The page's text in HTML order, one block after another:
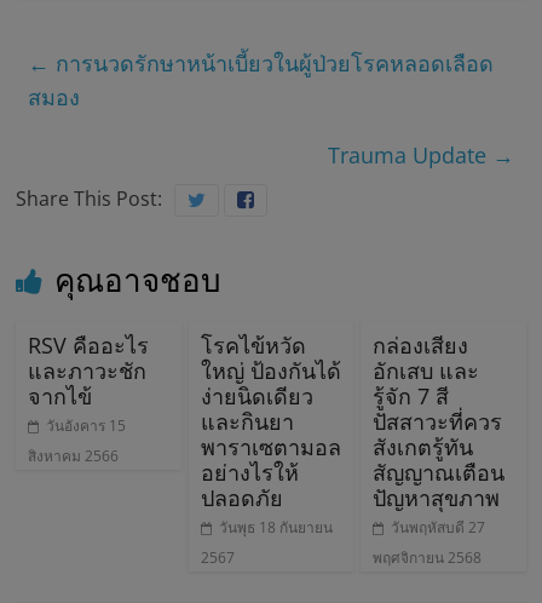
ด็
พ
ร
ะ
ยุ
← การนวดรักษาหน้าเบี้ยวในผู้ป่วยโรคหลอดเลือด
สมอง
Trauma Update →
Share This Post:
คุณอาจชอบ
RSV คืออะไร
และภาวะชัก
จากไข้
วันอังคาร 15
สิงหาคม 2566
โรคไข้หวัด
ใหญ่ ป้องกันได้
ง่ายนิดเดียว
และกินยา
พาราเซตามอล
อย่างไรให้
ปลอดภัย
วันพุธ 18 กันยายน
2567
กล่องเสียง
อักเสบ และ
รู้จัก 7 สี
ปัสสาวะที่ควร
สังเกตรู้ทัน
สัญญาณเตือน
ปัญหาสุขภาพ
วันพฤหัสบดี 27
พฤศจิกายน 2568